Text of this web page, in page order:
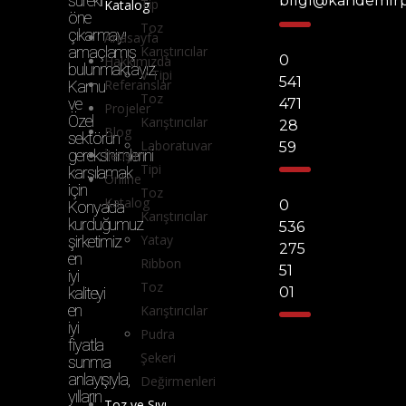
öne
çıkarmayı
amaçlamış
bulunmaktayız.
Kamu
ve
Özel
sektörün
gereksinimlerini
karşılamak
için
Konya’da
kurduğumuz
şirketimiz
en
iyi
kaliteyi
en
iyi
fiyatla
sunma
anlayışıyla,
yılların
Katalog
Anasayfa
Hakkımızda
Referanslar
Projeler
Blog
İletişim
Online
Katalog
Tip
Toz
Karıştırıcılar
V Tipi
Toz
Karıştırıcılar
Laboratuvar
Tipi
Toz
Karıştırıcılar
Yatay
Ribbon
Toz
Karıştırıcılar
Pudra
Şekeri
Değirmenleri
0
541
471
28
59
0
536
275
51
01